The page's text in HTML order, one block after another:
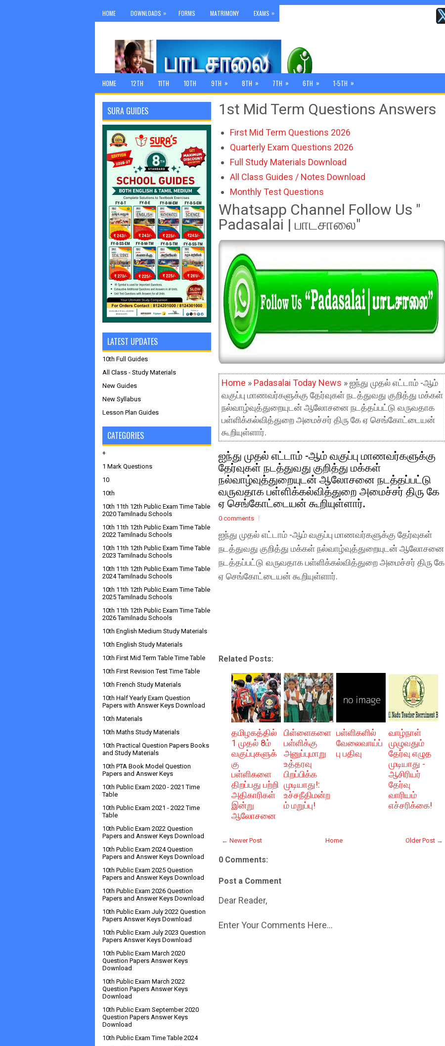
HOME DOWNLOADS » FORMS MATRIMONY EXAMS »
HOME 12TH 11TH 10TH 9TH » 8TH » 7TH » 6TH » 1-5TH »
1st Mid Term Questions Answers
First Mid Term Questions 2026
Quarterly Exam Questions 2026
Full Study Materials Download
All Class Guides / Notes Download
Monthly Test Questions
Whatsapp Channel Follow Us "
Padasalai | பாடசாலை"
Home » Padasalai Today News » ஐந்து முதல் எட்டாம் -ஆம்
வகுப்பு மாணவர்களுக்கு தேர்வுகள் நடத்துவது குறித்து மக்கள்
நல்வாழ்வுத்துறையுடன் ஆலோசனை நடத்தப்பட்டு வருவதாக
பள்ளிக்கல்வித்துறை அமைச்சர் திரு கே ஏ செங்கோட்டையன்
கூறியுள்ளார்.
ஐந்து முதல் எட்டாம் -ஆம் வகுப்பு மாணவர்களுக்கு
தேர்வுகள் நடத்துவது குறித்து மக்கள்
நல்வாழ்வுத்துறையுடன் ஆலோசனை நடத்தப்பட்டு
வருவதாக பள்ளிக்கல்வித்துறை அமைச்சர் திரு கே
ஏ செங்கோட்டையன் கூறியுள்ளார்.
0 comments
ஐந்து முதல் எட்டாம் -ஆம் வகுப்பு மாணவர்களுக்கு தேர்வுகள்
நடத்துவது குறித்து மக்கள் நல்வாழ்வுத்துறையுடன் ஆலோசனை
நடத்தப்பட்டு வருவதாக பள்ளிக்கல்வித்துறை அமைச்சர் திரு கே
ஏ செங்கோட்டையன் கூறியுள்ளார்.
Related Posts:
தமிழகத்தில்
1 முதல் 8ம்
வகுப்புகளுக்
கு
பள்ளிகளை
திறப்பது பற்றி
அதிகாரிகள்
இன்று
ஆலோசனை
பிள்ளைகளை
பள்ளிக்கு
அனுப்புமாறு
உத்தரவு
பிறப்பிக்க
முடியாது!:
உச்சநீதிமன்ற
ம் மறுப்பு!
பள்ளிகளில்
வேலைவாய்ப்
பு பதிவு
வாழ்நாள்
முழுவதும்
தேர்வு எழுத
முடியாது -
ஆசிரியர்
தேர்வு
வாரியம்
எச்சரிக்கை!
← Newer Post Older Post →
Home
0 Comments:
Post a Comment
Dear Reader,
Enter Your Comments Here...
SURA GUIDES
LATEST UPDATES
10th Full Guides
All Class - Study Materials
New Guides
New Syllabus
Lesson Plan Guides
CATEGORIES
+
1 Mark Questions
10
10th
10th 11th 12th Public Exam Time Table
2020 Tamilnadu Schools
10th 11th 12th Public Exam Time Table
2022 Tamilnadu Schools
10th 11th 12th Public Exam Time Table
2023 Tamilnadu Schools
10th 11th 12th Public Exam Time Table
2024 Tamilnadu Schools
10th 11th 12th Public Exam Time Table
2025 Tamilnadu Schools
10th 11th 12th Public Exam Time Table
2026 Tamilnadu Schools
10th English Medium Study Materials
10th English Study Materials
10th First Mid Term Table Time Table
10th First Revision Test Time Table
10th French Study Materials
10th Half Yearly Exam Question
Papers with Answer Keys Download
10th Materials
10th Maths Study Materials
10th Practical Question Papers Books
and Study Materials
10th PTA Book Model Question
Papers and Answer Keys
10th Public Exam 2020 - 2021 Time
Table
10th Public Exam 2021 - 2022 Time
Table
10th Public Exam 2022 Question
Papers and Answer Keys Download
10th Public Exam 2024 Question
Papers and Answer Keys Download
10th Public Exam 2025 Question
Papers and Answer Keys Download
10th Public Exam 2026 Question
Papers and Answer Keys Download
10th Public Exam July 2022 Question
Papers Answer Keys Download
10th Public Exam July 2023 Question
Papers Answer Keys Download
10th Public Exam March 2020
Question Papers Answer Keys
Download
10th Public Exam March 2022
Question Papers Answer Keys
Download
10th Public Exam September 2020
Question Papers Answer Keys
Download
10th Public Exam Time Table 2024